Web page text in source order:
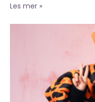
Les mer »